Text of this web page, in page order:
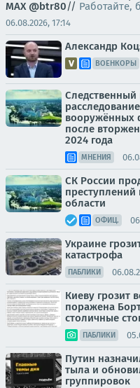
MAX @btr80// Работайте,
06.08.2026, 17:14
Александр
ВОЕНКОРЫ
Следственный
вооружённых
после
2024 года
МНЕНИЯ
СК России
преступлений
области
ОФИЦ.
Украине
катастрофа
ПАБЛИКИ
Киеву грозит
поражена
столичные
ПАБЛИКИ
Путин
тыла и
группировок